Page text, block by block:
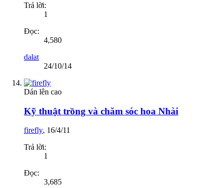
Trả lời:
1
Đọc:
4,580
dalat
24/10/14
Dán lên cao
Kỹ thuật trồng và chăm sóc hoa Nhài
firefly, 16/4/11
Trả lời:
1
Đọc:
3,685